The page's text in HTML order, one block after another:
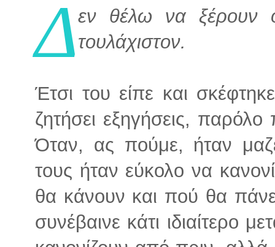
Δεν θέλω να ξέρουν
τουλάχιστον.
Έτσι του είπε και
ζητήσει εξηγήσεις,
Όταν, ας πούμε, ήταν
τους ήταν εύκολο να
θα κάνουν και πού θα πάνε
συνέβαινε κάτι ιδιαίτερο